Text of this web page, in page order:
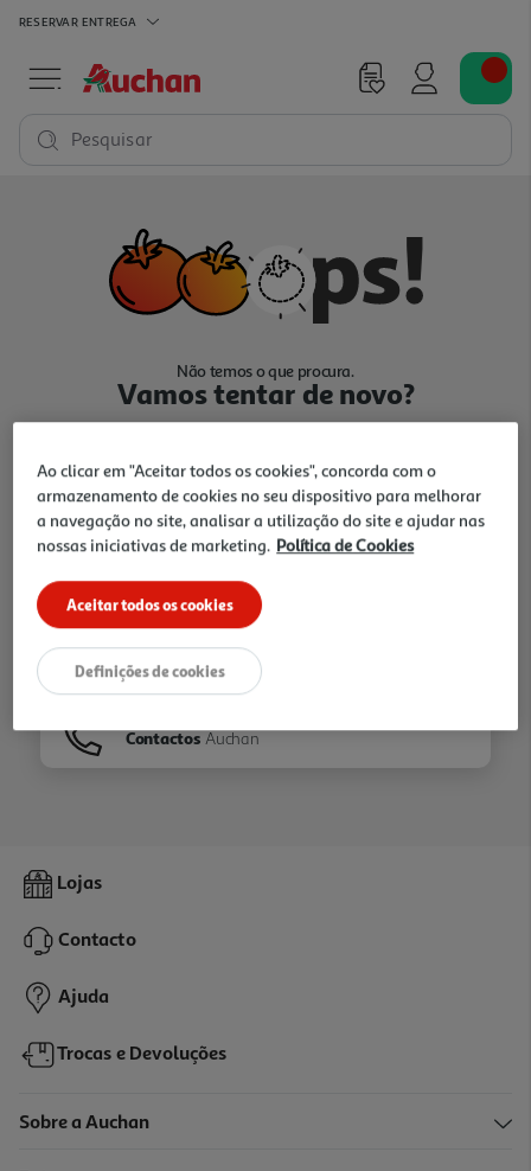
RESERVAR ENTREGA
Pesquisar
Não temos o que procura.
Vamos tentar de novo?
Ir para Homepage
Folhetos
Contactos Auchan
Lojas
Contacto
Ajuda
Trocas e Devoluções
Sobre a Auchan
Ao clicar em "Aceitar todos os cookies", concorda com o
armazenamento de cookies no seu dispositivo para melhorar
a navegação no site, analisar a utilização do site e ajudar nas
nossas iniciativas de marketing. Política de Cookies
Aceitar todos os cookies
Definições de cookies